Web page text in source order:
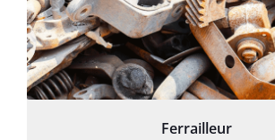
Ferrailleur